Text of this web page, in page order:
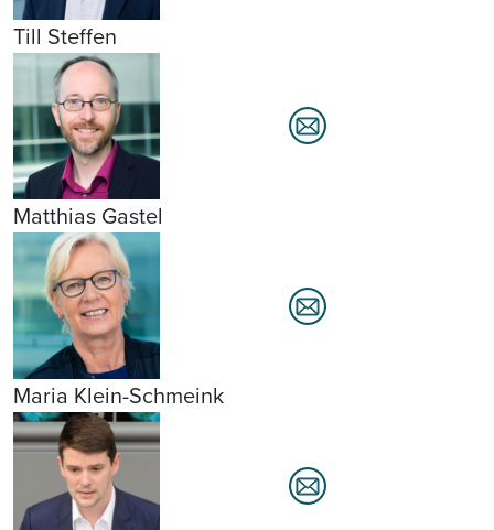
Till Steffen
Matthias Gastel
Maria Klein-Schmeink